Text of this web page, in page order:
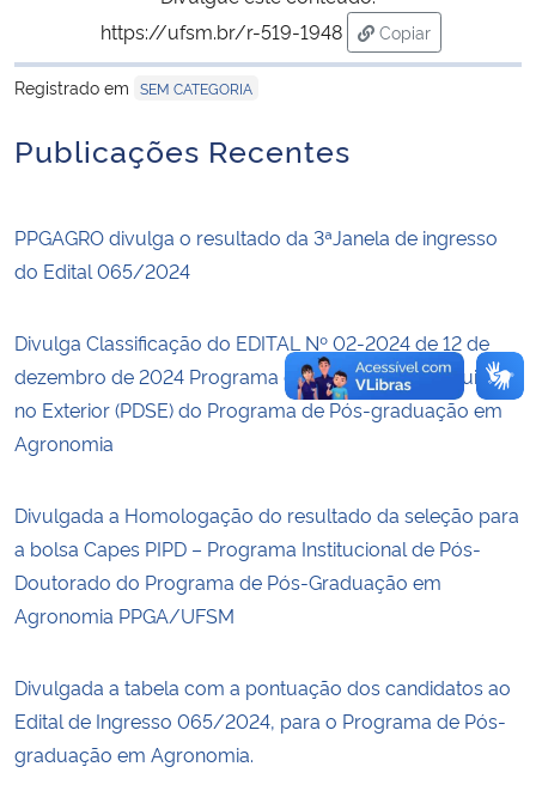
Banco Central do Brasil
https://ufsm.br/r-519-1948
Copiar
para área de
Registrado em SEM CATEGORIA
Publicações Recentes
PPGAGRO divulga o resultado da 3ªJanela de ingresso
do Edital 065/2024
Divulga Classificação do EDITAL Nº 02-2024 de 12 de
dezembro de 2024 Programa de Doutorado-Sanduiche
no Exterior (PDSE) do Programa de Pós-graduação em
Agronomia
Divulgada a Homologação do resultado da seleção para
a bolsa Capes PIPD – Programa Institucional de Pós-
Doutorado do Programa de Pós-Graduação em
Agronomia PPGA/UFSM
Divulgada a tabela com a pontuação dos candidatos ao
Edital de Ingresso 065/2024, para o Programa de Pós-
graduação em Agronomia.